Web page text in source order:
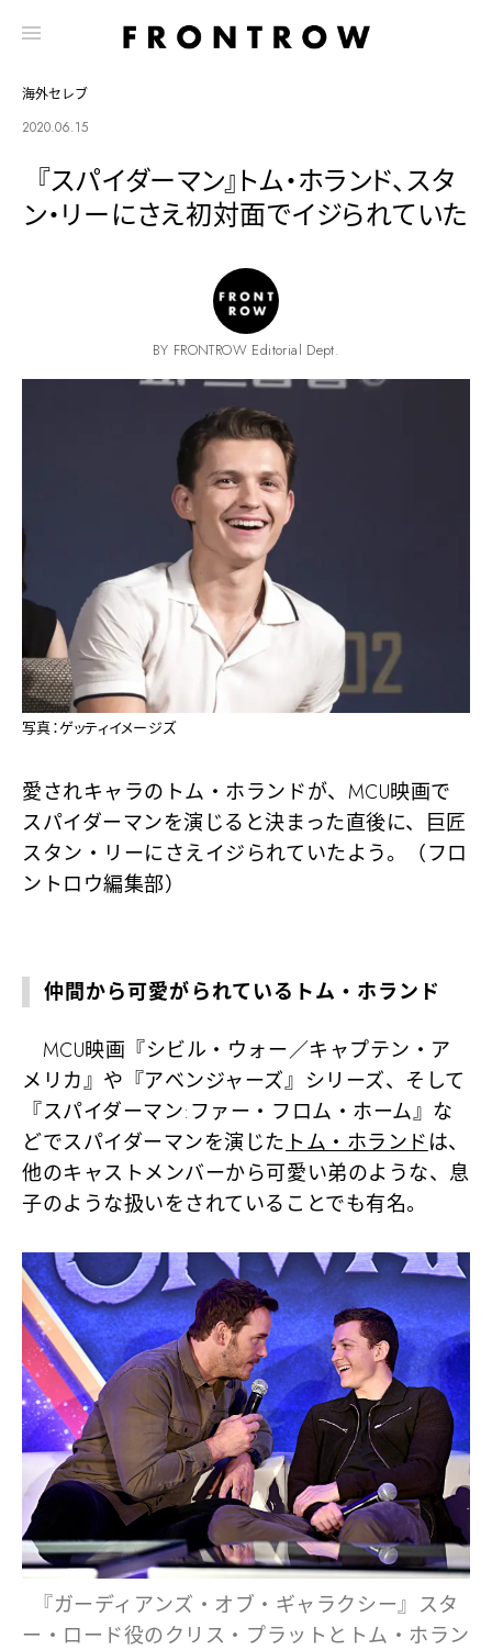
海外セレブ
2020.06.15
『スパイダーマン』トム・ホランド、スタ
ン・リーにさえ初対面でイジられていた
BY FRONTROW Editorial Dept.
写真：ゲッティイメージズ
愛されキャラのトム・ホランドが、MCU映画で
スパイダーマンを演じると決まった直後に、巨匠
スタン・リーにさえイジられていたよう。（フロ
ントロウ編集部）
仲間から可愛がられているトム・ホランド
MCU映画『シビル・ウォー／キャプテン・ア
メリカ』や『アベンジャーズ』シリーズ、そして
『スパイダーマン:ファー・フロム・ホーム』な
どでスパイダーマンを演じたトム・ホランドは、
他のキャストメンバーから可愛い弟のような、息
子のような扱いをされていることでも有名。
『ガーディアンズ・オブ・ギャラクシー』スタ
ー・ロード役のクリス・プラットとトム・ホラン